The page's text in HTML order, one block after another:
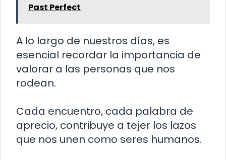
Past Perfect
A lo largo de nuestros días, es
esencial recordar la importancia de
valorar a las personas que nos
rodean.
Cada encuentro, cada palabra de
aprecio, contribuye a tejer los lazos
que nos unen como seres humanos.